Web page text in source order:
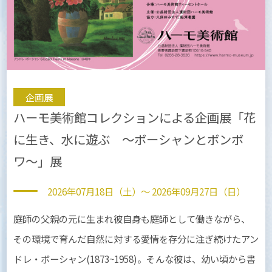
企画展
ハーモ美術館コレクションによる企画展「花
に生き、水に遊ぶ 〜ボーシャンとボンボ
ワ〜」展
2026年07月18日（土）～ 2026年09月27日（日）
庭師の父親の元に生まれ彼自身も庭師として働きながら、
その環境で育んだ自然に対する愛情を存分に注ぎ続けたアン
ドレ・ボーシャン(1873~1958)。そんな彼は、幼い頃から書